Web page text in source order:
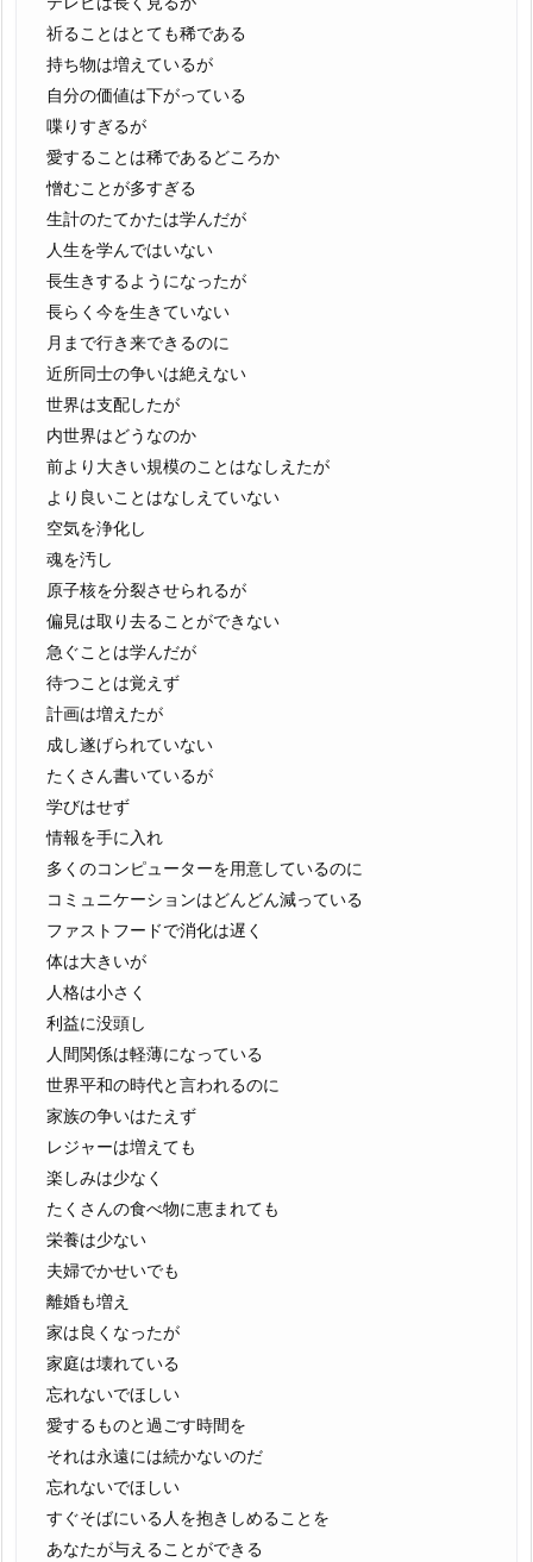
祈ることはとても稀である
持ち物は増えているが
自分の価値は下がっている
喋りすぎるが
愛することは稀であるどころか
憎むことが多すぎる
生計のたてかたは学んだが
人生を学んではいない
長生きするようになったが
長らく今を生きていない
月まで行き来できるのに
近所同士の争いは絶えない
世界は支配したが
内世界はどうなのか
前より大きい規模のことはなしえたが
より良いことはなしえていない
空気を浄化し
魂を汚し
原子核を分裂させられるが
偏見は取り去ることができない
急ぐことは学んだが
待つことは覚えず
計画は増えたが
成し遂げられていない
たくさん書いているが
学びはせず
情報を手に入れ
多くのコンピューターを用意しているのに
コミュニケーションはどんどん減っている
ファストフードで消化は遅く
体は大きいが
人格は小さく
利益に没頭し
人間関係は軽薄になっている
世界平和の時代と言われるのに
家族の争いはたえず
レジャーは増えても
楽しみは少なく
たくさんの食べ物に恵まれても
栄養は少ない
夫婦でかせいでも
離婚も増え
家は良くなったが
家庭は壊れている
忘れないでほしい
愛するものと過ごす時間を
それは永遠には続かないのだ
忘れないでほしい
すぐそばにいる人を抱きしめることを
あなたが与えることができる